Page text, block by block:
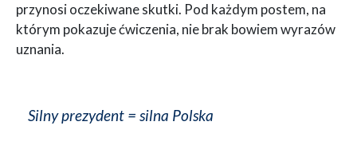
przynosi oczekiwane skutki. Pod każdym postem, na
którym pokazuje ćwiczenia, nie brak bowiem wyrazów
uznania.
Silny prezydent = silna Polska